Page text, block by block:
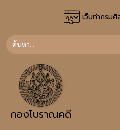
เว็บท่ากรมศิ
กองโบราณคดี